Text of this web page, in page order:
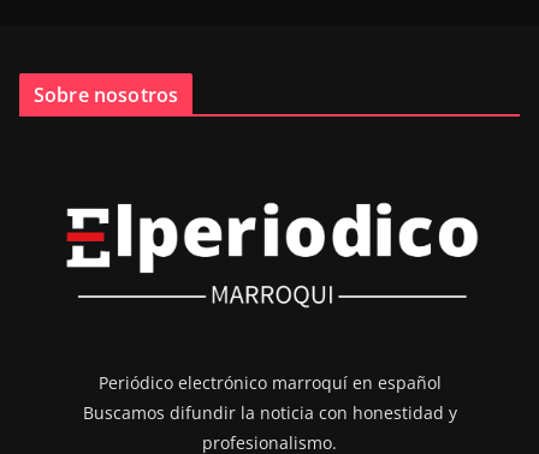
Sobre nosotros
Periódico electrónico marroquí en español
Buscamos difundir la noticia con honestidad y
profesionalismo.